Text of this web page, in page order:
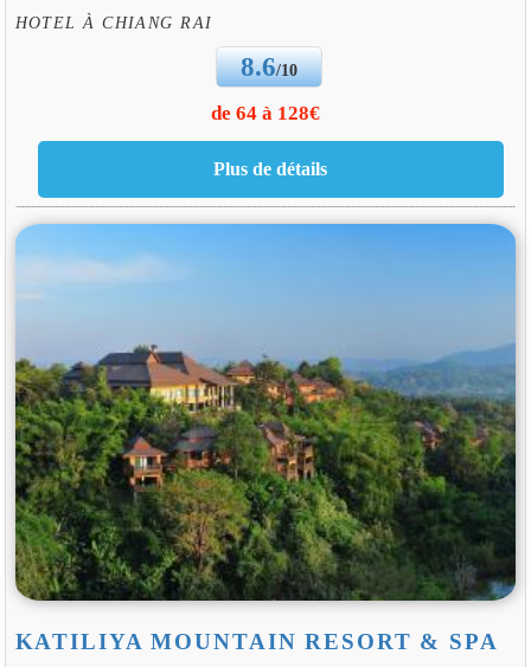
HOTEL À CHIANG RAI
8.6/10
de 64 à 128€
KATILIYA MOUNTAIN RESORT & SPA